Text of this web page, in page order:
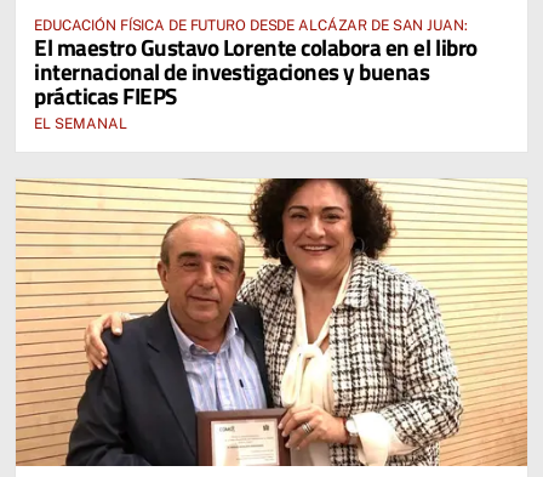
EDUCACIÓN FÍSICA DE FUTURO DESDE ALCÁZAR DE SAN JUAN:
El maestro Gustavo Lorente colabora en el libro
internacional de investigaciones y buenas
prácticas FIEPS
EL SEMANAL